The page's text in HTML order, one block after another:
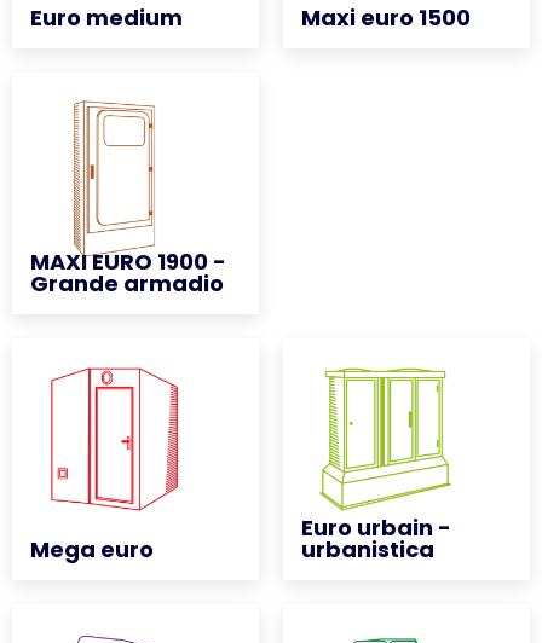
Euro medium
Euro medium Maxi euro 1500
Maxi euro 1500
MAXI EURO 1900 -
Grande armadio
MAXI EURO 1900 -
Grande armadio
Mega euro
Mega euro
Euro urbain -
urbanistica
Euro urbain -
urbanistica